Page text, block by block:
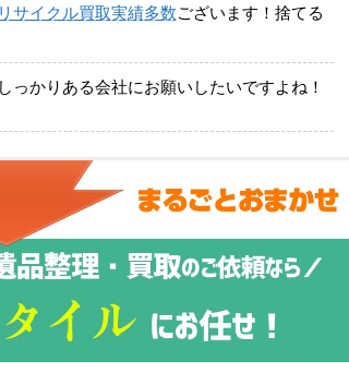
サイクル買取実績多数ございます！捨てる
っかりある会社にお願いしたいですよね！